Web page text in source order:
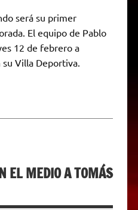
i
n
t
r
i
e
será su primer
El equipo de Pablo
12 de febrero a
Villa Deportiva.
EL MEDIO A TOMÁS